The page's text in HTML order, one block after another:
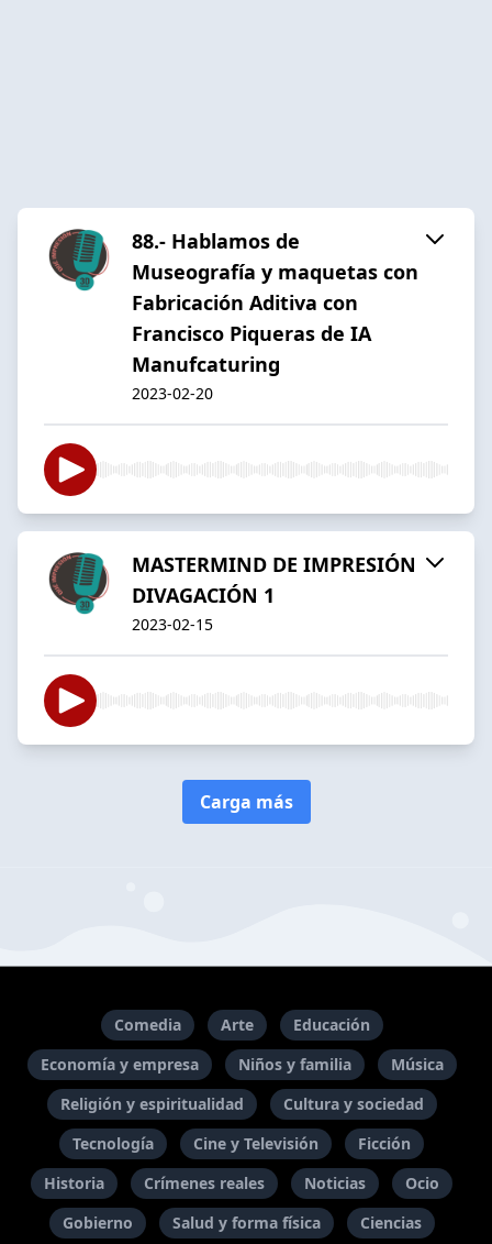
88.- Hablamos de
Museografía y maquetas con
Fabricación Aditiva con
Francisco Piqueras de IA
Manufcaturing
2023-02-20
MASTERMIND DE IMPRESIÓN
DIVAGACIÓN 1
2023-02-15
Carga más
Comedia Arte
Educación
Economía y empresa
Niños y familia
Música
Religión y espiritualidad
Cultura y sociedad
Tecnología
Cine y Televisión
Ficción
Historia
Crímenes reales Noticias
Ocio
Gobierno
Salud y forma física Ciencias